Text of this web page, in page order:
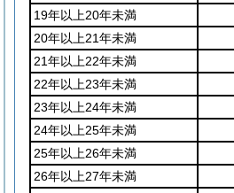
19年以上20年未満
20年以上21年未満
21年以上22年未満
22年以上23年未満
23年以上24年未満
24年以上25年未満
25年以上26年未満
26年以上27年未満